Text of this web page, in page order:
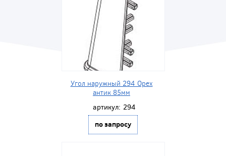
Угол наружный 294 Орех
антик 85мм
артикул: 294
по запросу